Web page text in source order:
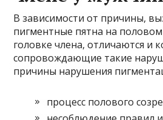
В зависимости от причины,
пигментные пятна на
головке члена, отличаются и
сопровождающие такие
причины нарушения
процесс полового